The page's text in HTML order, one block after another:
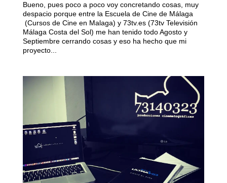
Bueno, pues poco a poco voy concretando cosas, muy
despacio porque entre la Escuela de Cine de Málaga
(Cursos de Cine en Malaga) y 73tv.es (73tv Televisión
Málaga Costa del Sol) me han tenido todo Agosto y
Septiembre cerrando cosas y eso ha hecho que mi
proyecto...